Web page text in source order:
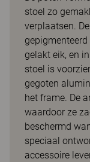
stoel zo
verplaatsen.
gelakt eik, en
stoel is
gegoten
het frame. De
waardoor ze
beschermd
speciaal
accessoire